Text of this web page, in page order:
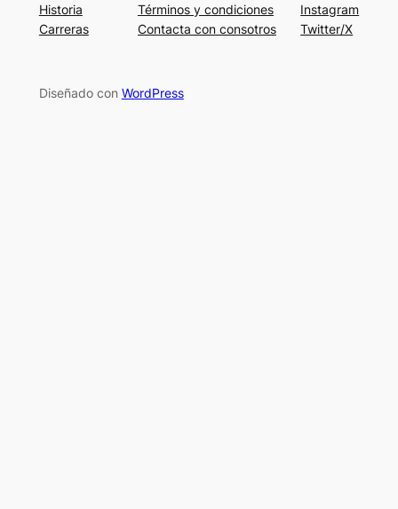
Historia
Carreras
Términos y condiciones
Contacta con consotros
Instagram
Twitter/X
Diseñado con WordPress